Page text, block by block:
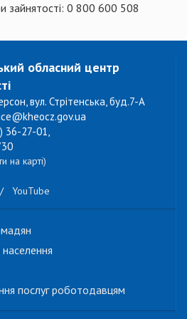
зайнятості: 0 800 600 508
обласний центр
вул. Стрітенська, буд.7-А
36-27-01,
на карті)
YouTube
послуг роботодавцям